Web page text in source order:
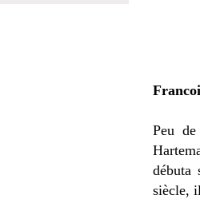
Peu
siècle,